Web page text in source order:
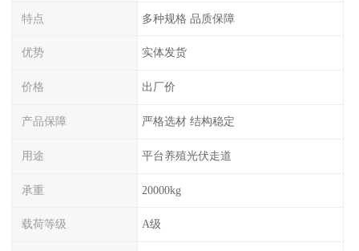
特点 多种规格 品质保障
优势 实体发货
价格 出厂价
产品保障 严格选材 结构稳定
用途 平台养殖光伏走道
承重 20000kg
载荷等级 A级